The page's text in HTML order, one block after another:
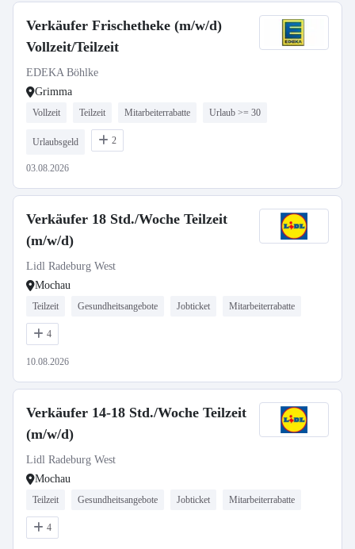
Verkäufer Frischetheke (m/w/d)
Vollzeit/Teilzeit
EDEKA Böhlke
Grimma
Vollzeit Teilzeit Mitarbeiterrabatte Urlaub >= 30
Urlaubsgeld 2
03.08.2026
Verkäufer 18 Std./Woche Teilzeit
(m/w/d)
Lidl Radeburg West
Mochau
Teilzeit Gesundheitsangebote Jobticket Mitarbeiterrabatte
4
10.08.2026
Verkäufer 14-18 Std./Woche Teilzeit
(m/w/d)
Lidl Radeburg West
Mochau
Teilzeit Gesundheitsangebote Jobticket Mitarbeiterrabatte
4